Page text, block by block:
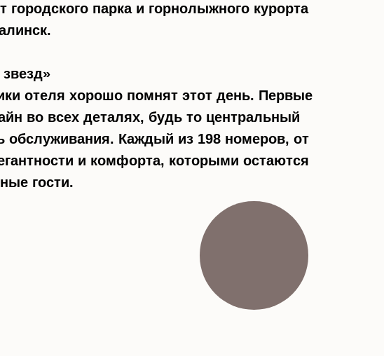
парка и горнолыжного курорта
отеля хорошо помнят этот день. Первые
во всех деталях, будь то центральный
обслуживания. Каждый из 198 номеров, от
и комфорта, которыми остаются
гости.